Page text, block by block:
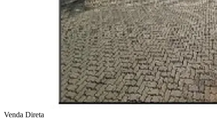
Venda Direta